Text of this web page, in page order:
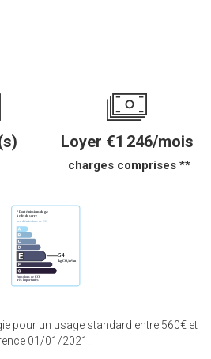
Loyer €1 246/mois
charges comprises **
pour un usage standard entre 560€ et
01/01/2021.